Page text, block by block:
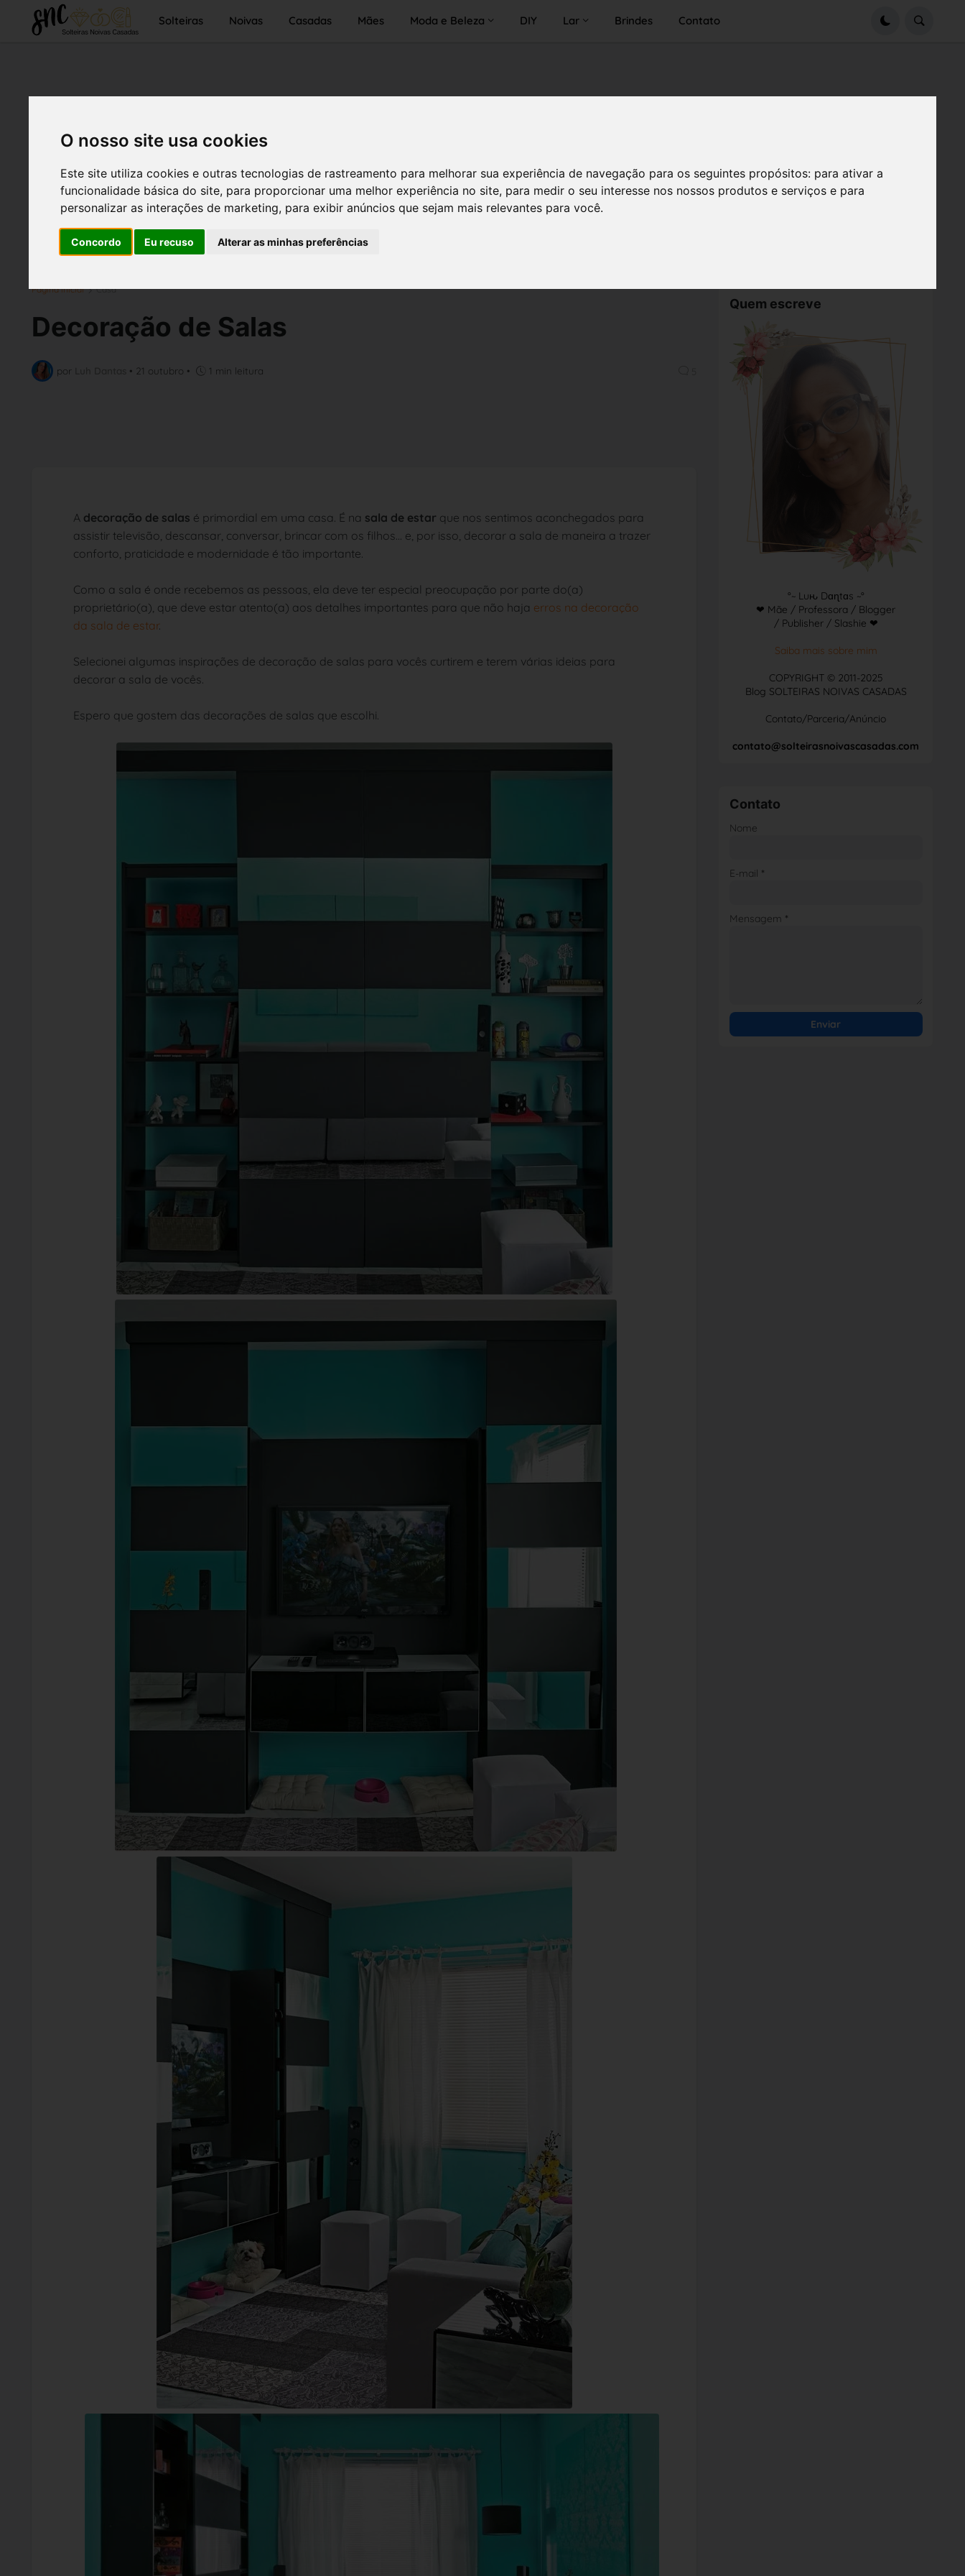
O nosso site usa cookies
Este site utiliza cookies e outras tecnologias de rastreamento para melhorar sua experiência de navegação para os seguintes propósitos: para ativar a
funcionalidade básica do site, para proporcionar uma melhor experiência no site, para medir o seu interesse nos nossos produtos e serviços e para
personalizar as interações de marketing, para exibir anúncios que sejam mais relevantes para você.
Concordo Eu recuso Alterar as minhas preferências
Solteiras Noivas Casadas Mães Moda e Beleza DIY Lar Brindes Contato
Página inicial Casa
Decoração de Salas
por • 21 outubro • 1 min leitura
A decoração de salas é primordial em uma casa. É na sala de estar que nos sentimos aconchegados para
assistir televisão, descansar, conversar, brincar com os filhos... e, por isso, decorar a sala de maneira a trazer
conforto, praticidade e modernidade é tão importante.
Como a sala é onde recebemos as pessoas, ela deve ter especial preocupação por parte do(a)
proprietário(a), que deve estar atento(a) aos detalhes importantes para que não haja erros na decoração
da sala de estar.
Selecionei algumas inspirações de decoração de salas para vocês curtirem e terem várias ideias para
decorar a sala de vocês.
Espero que gostem das decorações de salas que escolhi.
Quem escreve
°~ Luԋ Dɑɳtɑs ~°
❤ Mãe / Professora / Blogger
/ Publisher / Slashie ❤
Saiba mais sobre mim
COPYRIGHT © 2011-2025
Blog SOLTEIRAS NOIVAS CASADAS
Contato/Parceria/Anúncio
contato@solteirasnoivascasadas.com
Contato
Nome
E-mail *
Mensagem *